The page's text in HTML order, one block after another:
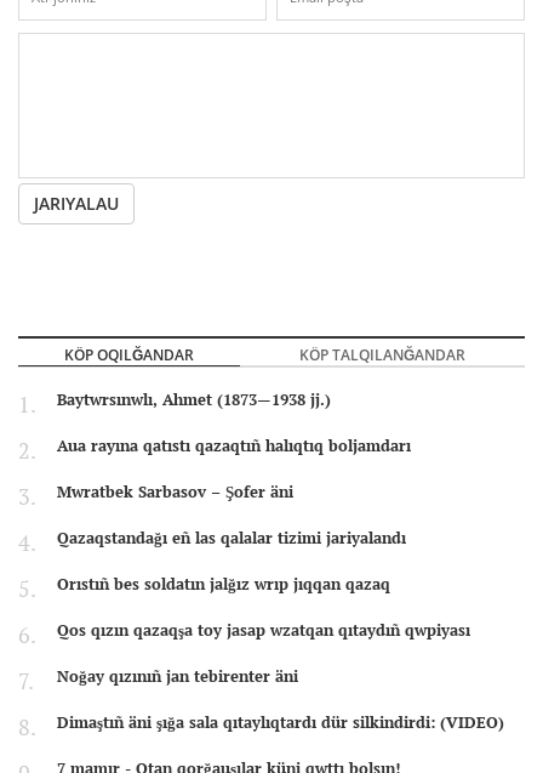
JARIYALAU
KÖP OQILĞANDAR KÖP TALQILANĞANDAR
Baytwrsınwlı, Ahmet (1873—1938 jj.)
Aua rayına qatıstı qazaqtıñ halıqtıq boljamdarı
Mwratbek Sarbasov – Şofer äni
Qazaqstandağı eñ las qalalar tizimi jariyalandı
Orıstıñ bes soldatın jalğız wrıp jıqqan qazaq
Qos qızın qazaqşa toy jasap wzatqan qıtaydıñ qwpiyası
Noğay qızınıñ jan tebirenter äni
Dimaştıñ äni şığa sala qıtaylıqtardı dür silkindirdi: (VIDEO)
7 mamır - Otan qorğauşılar küni qwttı bolsın!